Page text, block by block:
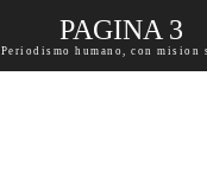
PAGINA 3
Periodismo humano, con mision